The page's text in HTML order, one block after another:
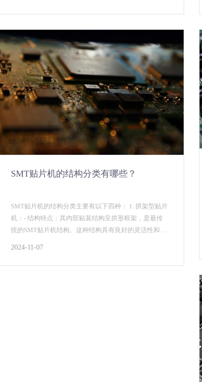
SMT贴片机的结构分类有哪些？
SMT贴片机的结构分类主要有以下四种： 1. 拱架型贴片
机：- 结构特点：其内部贴装结构呈拱形框架，是最传
统的SMT贴片机结构。这种结构具有良好的灵活性和准
2024-11-07